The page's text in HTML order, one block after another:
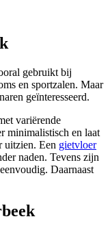
gebruikt bij
en sportzalen. Maar
geïnteresseerd.
variërende
minimalistisch en laat
uitzien. Een gietvloer
naden. Tevens zijn
Daarnaast